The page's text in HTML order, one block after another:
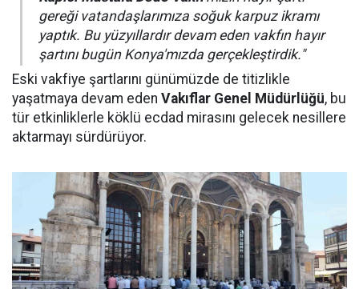
gereği vatandaşlarımıza soğuk karpuz ikramı
yaptık. Bu yüzyıllardır devam eden vakfın hayır
şartını bugün Konya'mızda gerçekleştirdik."
Eski vakfiye şartlarını günümüzde de titizlikle
yaşatmaya devam eden Vakıflar Genel Müdürlüğü, bu
tür etkinliklerle köklü ecdad mirasını gelecek nesillere
aktarmayı sürdürüyor.